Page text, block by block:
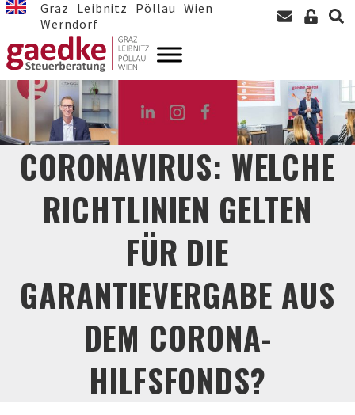
Graz Leibnitz Pöllau Wien
Werndorf
CORONAVIRUS: WELCHE
RICHTLINIEN GELTEN
FÜR DIE
GARANTIEVERGABE AUS
DEM CORONA-
HILFSFONDS?